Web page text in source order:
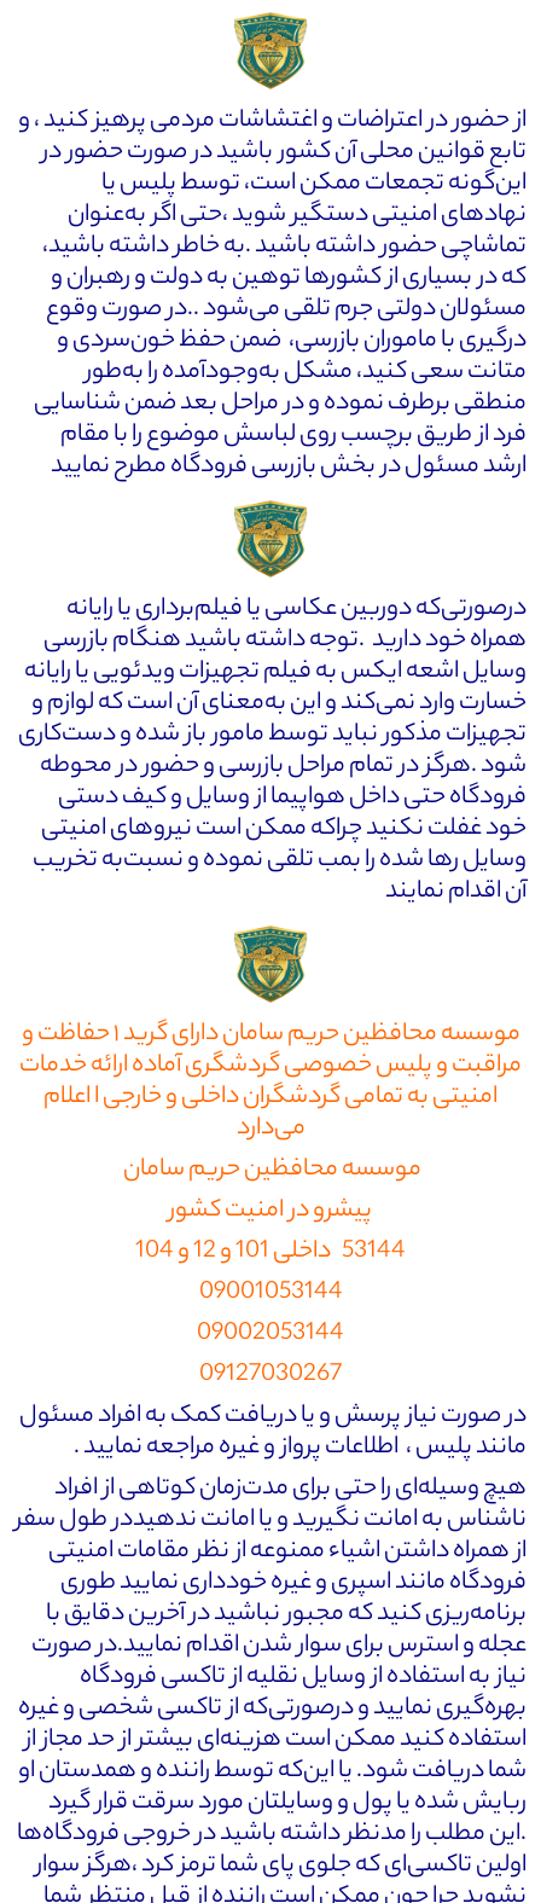
از حضور در اعتراضات و اغتشاشات مردمی پرهیز کنید ، و
تابع قوانین محلی آن کشور باشید در صورت حضور در
این‌گونه تجمعات ممکن است، توسط پلیس یا
نهادهای امنیتی دستگیر شوید ،حتی اگر به‌عنوان
تماشاچی حضور داشته باشید .به خاطر داشته باشید،
که در بسیاری از کشورها توهین به دولت و رهبران و
مسئولان دولتی جرم تلقی می‌شود ..در صورت وقوع
درگیری با ماموران بازرسی، ضمن حفظ خون‌سردی و
متانت سعی کنید، مشکل به‌وجودآمده را به‌طور
منطقی برطرف نموده و در مراحل بعد ضمن شناسایی
فرد از طریق برچسب روی لباسش موضوع را با مقام
ارشد مسئول در بخش بازرسی فرودگاه مطرح نمایید
درصورتی‌که دوربین عکاسی یا فیلم‌برداری یا رایانه
همراه خود دارید .توجه داشته باشید هنگام بازرسی
وسایل اشعه ایکس به فیلم تجهیزات ویدئویی یا رایانه
خسارت وارد نمی‌کند و این به‌معنای آن است که لوازم و
تجهیزات مذکور نباید توسط مامور باز شده و دست‌کاری
شود .هرگز در تمام مراحل بازرسی و حضور در محوطه
فرودگاه حتی داخل هواپیما از وسایل و کیف دستی
خود غفلت نکنید چراکه ممکن است نیروهای امنیتی
وسایل رها شده را بمب تلقی نموده و نسبت‌به تخریب
آن اقدام نمایند
موسسه محافظین حریم سامان دارای گرید ۱ حفاظت و
مراقبت و پلیس خصوصی گردشگری آماده ارائه خدمات
امنیتی به تمامی گردشگران داخلی و خارجی ا اعلام
می‌دارد
موسسه محافظین حریم سامان
پیشرو در امنیت کشور
53144 داخلی 101 و 12 و 104
09001053144
09002053144
09127030267
در صورت نیاز پرسش و یا دریافت کمک به افراد مسئول
مانند پلیس ، اطلاعات پرواز و غیره مراجعه نمایید .
هیچ وسیله‌ای را حتی برای مدت‌زمان کوتاهی از افراد
ناشناس به امانت نگیرید و یا امانت ندهیددر طول سفر
از همراه داشتن اشیاء ممنوعه از نظر مقامات امنیتی
فرودگاه مانند اسپری و غیره خودداری نمایید طوری
برنامه‌ریزی کنید که مجبور نباشید در آخرین دقایق با
عجله و استرس برای سوار شدن اقدام نمایید.در صورت
نیاز به استفاده از وسایل نقلیه از تاکسی فرودگاه
بهره‌گیری نمایید و درصورتی‌که از تاکسی شخصی و غیره
استفاده کنید ممکن است هزینه‌ای بیشتر از حد مجاز از
شما دریافت شود. یا این‌که توسط راننده و همدستان او
ربایش شده یا پول و وسایلتان مورد سرقت قرار گیرد
.این مطلب را مدنظر داشته باشید در خروجی فرودگاه‌ها
اولین تاکسی‌ای که جلوی پای شما ترمز کرد ،هرگز سوار